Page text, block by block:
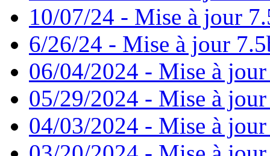
10/07/24 - Mise à jour
6/26/24 - Mise à jour
06/04/2024 - Mise à
05/29/2024 - Mise à
04/03/2024 - Mise à